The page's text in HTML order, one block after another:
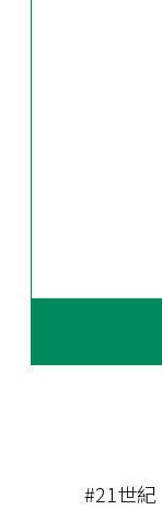
#21世紀